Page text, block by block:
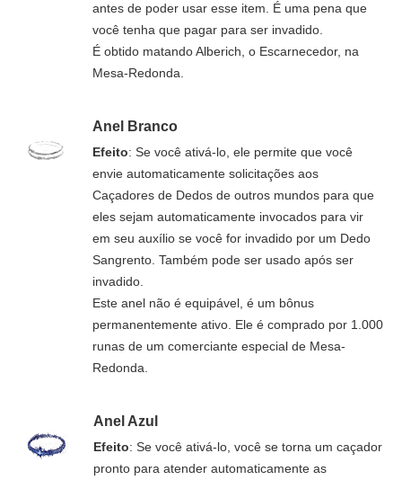
antes de poder usar esse item. É uma pena que
você tenha que pagar para ser invadido.
É obtido matando Alberich, o Escarnecedor, na
Mesa-Redonda.
Anel Branco
Efeito: Se você ativá-lo, ele permite que você
envie automaticamente solicitações aos
Caçadores de Dedos de outros mundos para que
eles sejam automaticamente invocados para vir
em seu auxílio se você for invadido por um Dedo
Sangrento. Também pode ser usado após ser
invadido.
Este anel não é equipável, é um bônus
permanentemente ativo. Ele é comprado por 1.000
runas de um comerciante especial de Mesa-
Redonda.
Anel Azul
Efeito: Se você ativá-lo, você se torna um caçador
pronto para atender automaticamente as